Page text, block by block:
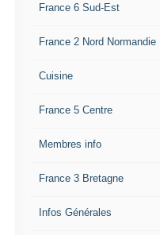
France 6 Sud-Est
France 2 Nord Normandie
Cuisine
France 5 Centre
Membres info
France 3 Bretagne
Infos Générales